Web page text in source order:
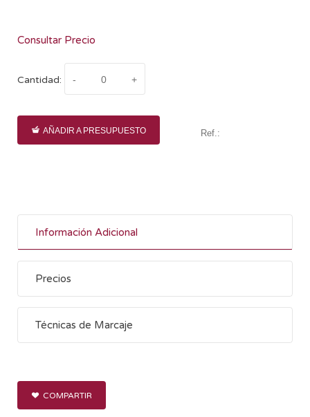
Consultar Precio
Cantidad:
AÑADIR A PRESUPUESTO Ref.:
Información Adicional
Precios
Técnicas de Marcaje
COMPARTIR